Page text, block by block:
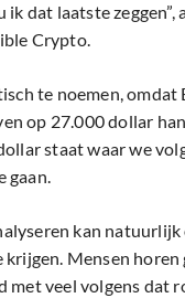
ik dat laatste zeggen”,
Crypto.
te noemen, omdat
op 27.000 dollar
staat waar we
gaan.
kan
Mensen horen
met veel volgens dat